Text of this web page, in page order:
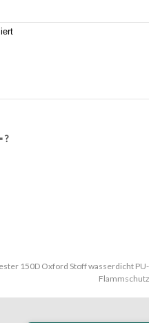
?
150D Oxford Stoff wasserdicht